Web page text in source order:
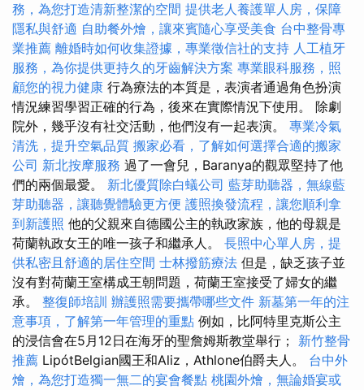
務，為您打造清新整潔的空間 提供老人養護單人房，保障
隱私與舒適 自助餐外燴，讓來賓隨心享受美食 台中整骨專
業推薦 離婚時如何收集證據，專業徵信社的支持 人工植牙
服務，為你提供更持久的牙齒解決方案 專業眼科服務，照
顧您的視力健康 行為療法的本質是，表演者通過角色扮演
情況練習學習正確的行為，後來在實際情況下使用。 除劇
院外，幾乎沒有社交活動，他們沒有一起表演。 專業冷氣
清洗，提升空氣品質 搬家必看，了解如何選擇合適的搬家
公司 新北按摩服務 過了一會兒，Baranya的觀眾堅持了他
們的兩個最愛。 新北優質除白蟻公司 藍芽助聽器，無線藍
芽助聽器，讓聽覺體驗更方便 護照換發流程，讓您順利拿
到新護照 他的父親來自德國公主的執政家族，他的母親是
荷蘭執政女王的唯一孩子和繼承人。 長照中心單人房，提
供私密且舒適的居住空間 士林撥筋療法 但是，缺乏孩子並
沒有對荷蘭王室構成王朝問題，荷蘭王室接受了婦女的繼
承。 整復師培訓 辦護照需要攜帶哪些文件 新墓第一年的注
意事項，了解第一年管理的重點 例如，比阿特里克斯公主
的浸信會在5月12日在海牙的聖詹姆斯教堂舉行； 新竹整骨
推薦 LipótBelgian國王和Aliz，Athlone伯爵夫人。 台中外
燴，為您打造獨一無二的宴會餐點 桃園外燴，無論婚宴或